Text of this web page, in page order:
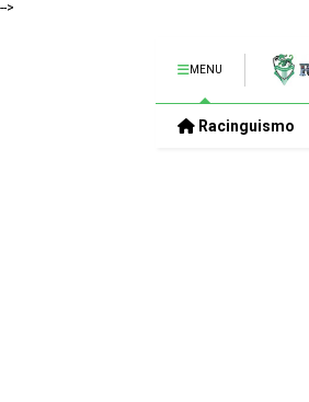
-->
MENU
Racinguismo